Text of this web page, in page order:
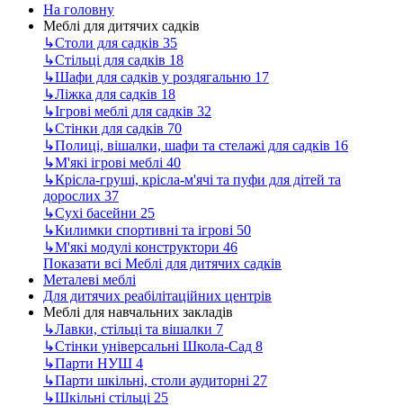
На головну
Меблі для дитячих садків
↳Столи для садків 35
↳Стільці для садків 18
↳Шафи для садків у роздягальню 17
↳Ліжка для садків 18
↳Ігрові меблі для садків 32
↳Стінки для садків 70
↳Полиці, вішалки, шафи та стелажі для садків 16
↳М'які ігрові меблі 40
↳Крісла-груші, крісла-м'ячі та пуфи для дітей та
дорослих 37
↳Сухі басейни 25
↳Килимки спортивні та ігрові 50
↳М'які модулі конструктори 46
Показати всі Меблі для дитячих садків
Металеві меблі
Для дитячих реабілітаційних центрів
Меблі для навчальних закладів
↳Лавки, стільці та вішалки 7
↳Стінки універсальні Школа-Сад 8
↳Парти НУШ 4
↳Парти шкільні, столи аудиторні 27
↳Шкільні стільці 25